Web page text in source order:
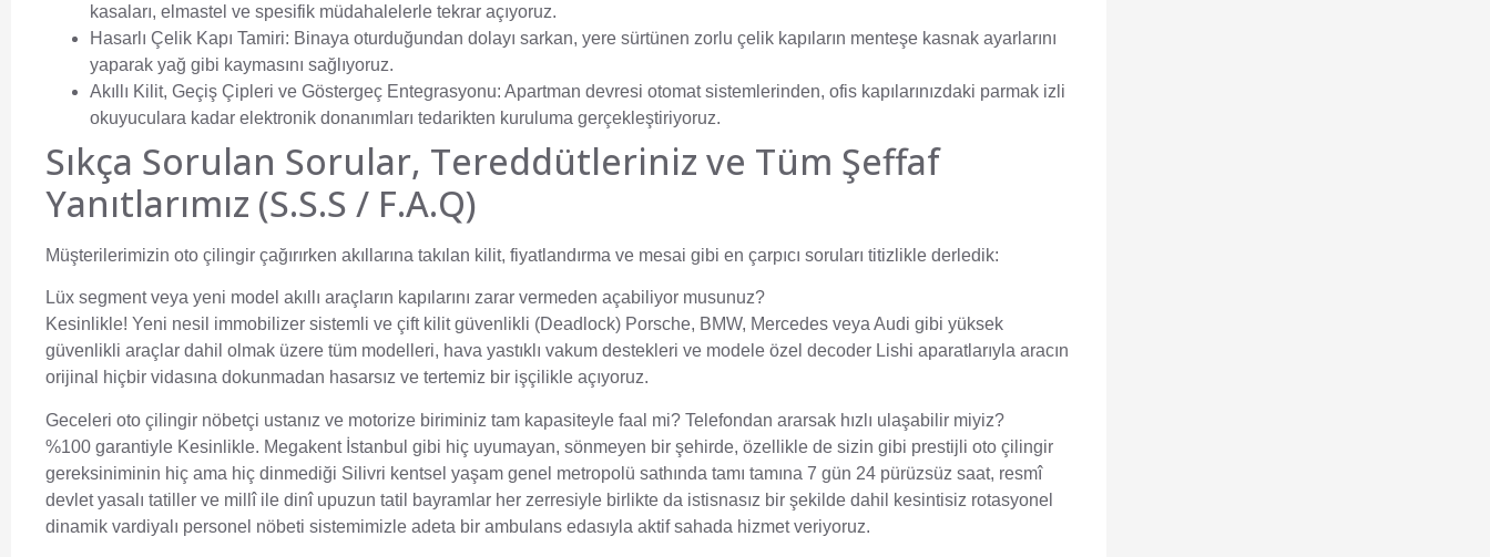
kasaları, elmastel ve spesifik müdahalelerle tekrar açıyoruz.
Hasarlı Çelik Kapı Tamiri: Binaya oturduğundan dolayı sarkan, yere sürtünen zorlu çelik kapıların menteşe kasnak ayarlarını
yaparak yağ gibi kaymasını sağlıyoruz.
Akıllı Kilit, Geçiş Çipleri ve Göstergeç Entegrasyonu: Apartman devresi otomat sistemlerinden, ofis kapılarınızdaki parmak izli
okuyuculara kadar elektronik donanımları tedarikten kuruluma gerçekleştiriyoruz.
Sıkça Sorulan Sorular, Tereddütleriniz ve Tüm Şeffaf
Yanıtlarımız (S.S.S / F.A.Q)
Müşterilerimizin oto çilingir çağırırken akıllarına takılan kilit, fiyatlandırma ve mesai gibi en çarpıcı soruları titizlikle derledik:
Lüx segment veya yeni model akıllı araçların kapılarını zarar vermeden açabiliyor musunuz?
Kesinlikle! Yeni nesil immobilizer sistemli ve çift kilit güvenlikli (Deadlock) Porsche, BMW, Mercedes veya Audi gibi yüksek
güvenlikli araçlar dahil olmak üzere tüm modelleri, hava yastıklı vakum destekleri ve modele özel decoder Lishi aparatlarıyla aracın
orijinal hiçbir vidasına dokunmadan hasarsız ve tertemiz bir işçilikle açıyoruz.
Geceleri oto çilingir nöbetçi ustanız ve motorize biriminiz tam kapasiteyle faal mi? Telefondan ararsak hızlı ulaşabilir miyiz?
%100 garantiyle Kesinlikle. Megakent İstanbul gibi hiç uyumayan, sönmeyen bir şehirde, özellikle de sizin gibi prestijli oto çilingir
gereksiniminin hiç ama hiç dinmediği Silivri kentsel yaşam genel metropolü sathında tamı tamına 7 gün 24 pürüzsüz saat, resmî
devlet yasalı tatiller ve millî ile dinî upuzun tatil bayramlar her zerresiyle birlikte da istisnasız bir şekilde dahil kesintisiz rotasyonel
dinamik vardiyalı personel nöbeti sistemimizle adeta bir ambulans edasıyla aktif sahada hizmet veriyoruz.